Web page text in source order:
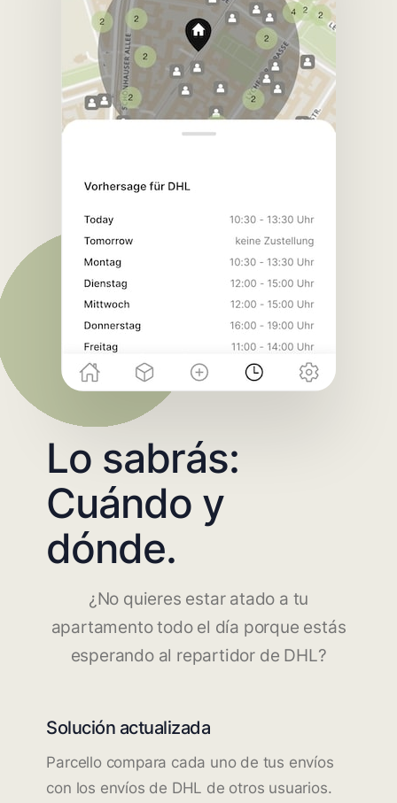
Lo sabrás:
Cuándo y
dónde.
¿No quieres estar atado a tu
apartamento todo el día porque estás
esperando al repartidor de DHL?
Solución actualizada
Parcello compara cada uno de tus envíos
con los envíos de DHL de otros usuarios.